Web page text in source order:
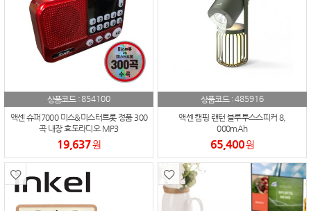
상품코드 :854100
액센 슈퍼7000 미스&미스터트롯 정품 300
곡 내장 효도라디오 MP3
19,637원
상품코드 :485916
액센 캠핑 랜턴 블루투스스피커 8,
000mAh
65,400원